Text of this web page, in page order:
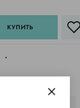
КУПИТЬ